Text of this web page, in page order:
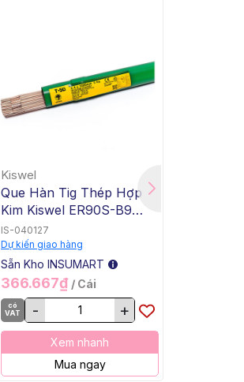
Kiswel
Que Hàn Tig Thép Hợp
Kim Kiswel ER90S-B9
T90SB9, 2.4x1000mm, 5
Kg / Hộp, 20 Kg / Thùng
IS-040127
Dự kiến giao hàng
Sẵn Kho INSUMART
366.667₫ / Cái
có
VAT
- +
Xem nhanh
Mua ngay